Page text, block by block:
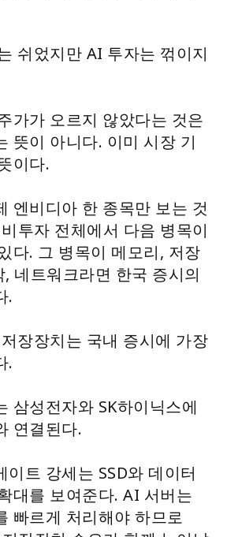
쉬었지만 AI 투자는 꺾이지
가가 오르지 않았다는 것은
뜻이 아니다. 이미 시장 기
이다.
엔비디아 한 종목만 보는 것
투자 전체에서 다음 병목이
다. 그 병목이 메모리, 저장
네트워크라면 한국 증시의
.
장장치는 국내 증시에 가장
.
삼성전자와 SK하이닉스에
연결된다.
이트 강세는 SSD와 데이터
대를 보여준다. AI 서버는
빠르게 처리해야 하므로